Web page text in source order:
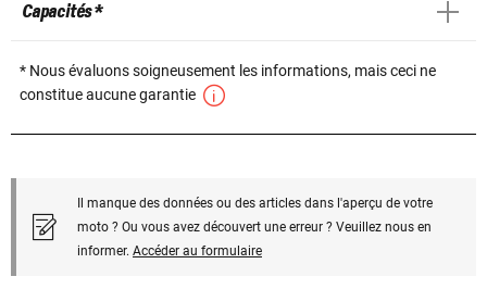
Capacités *
* Nous évaluons soigneusement les informations, mais ceci ne
constitue aucune garantie
Il manque des données ou des articles dans l'aperçu de votre
moto ? Ou vous avez découvert une erreur ? Veuillez nous en
informer. Accéder au formulaire